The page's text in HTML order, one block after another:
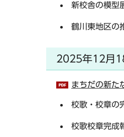
新校舎の模型
鶴川東地区の
2025年12月
まちだの新た
校歌・校章の
校歌校章完成